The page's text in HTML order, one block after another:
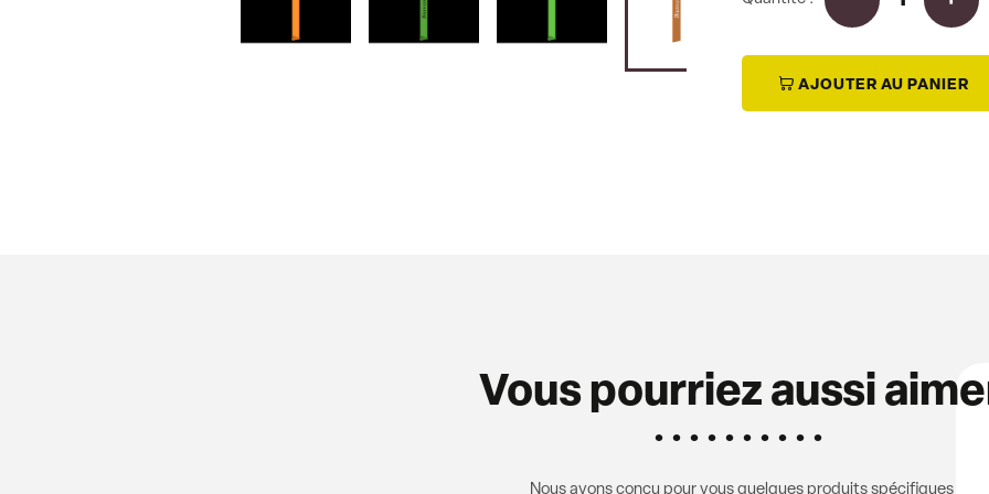
i AJOUTER AU PANIER
Vous pourriez aussi
Nous avons conçu pour vous quelques produits spécifiques